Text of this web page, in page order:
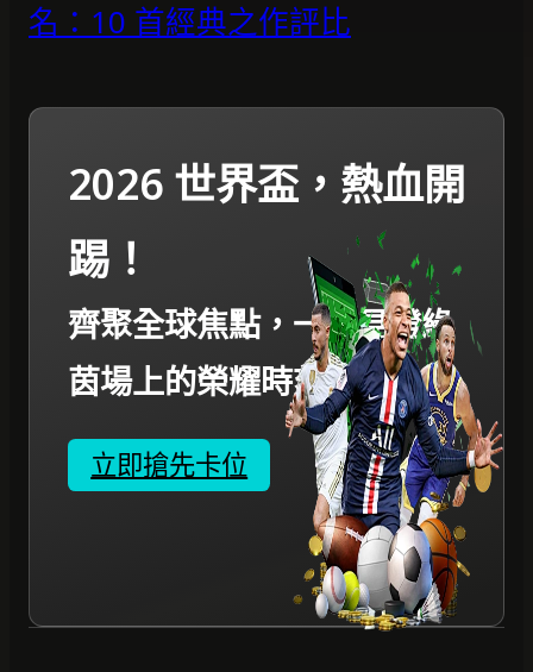
名：10 首經典之作評比
2026 世界盃，熱血開
踢！
齊聚全球焦點，一起見證綠
茵場上的榮耀時刻。
立即搶先卡位